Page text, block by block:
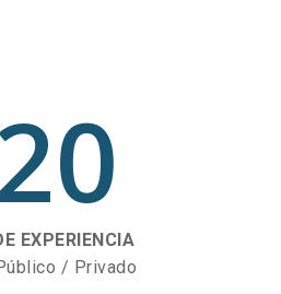
EXPERIENCIA
/ Privado